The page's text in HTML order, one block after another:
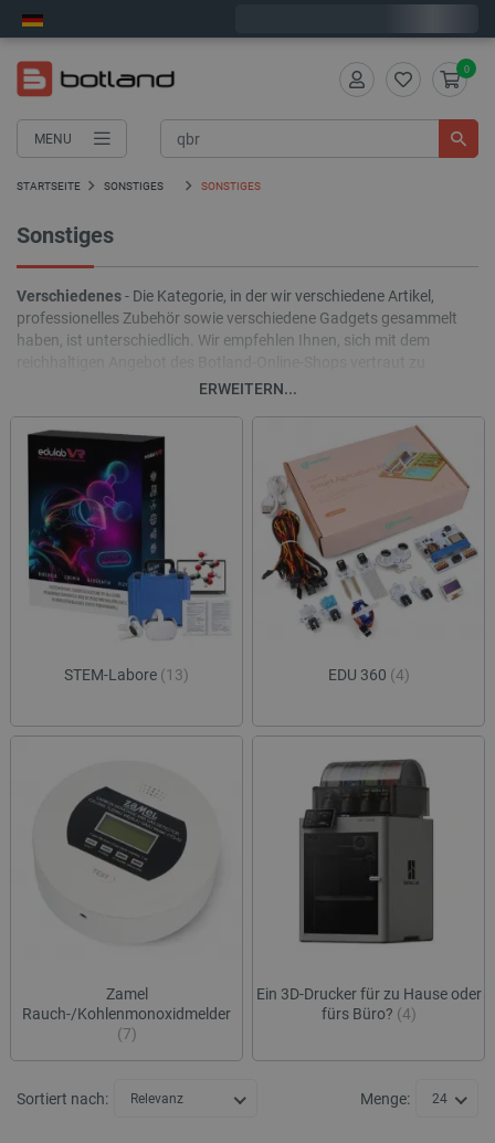
MENU
0
STARTSEITE SONSTIGES SONSTIGES
Sonstiges
Verschiedenes- Die Kategorie, in der wir verschiedene Artikel,
professionelles Zubehör sowie verschiedene Gadgets gesammelt
haben, ist unterschiedlich. Wir empfehlen Ihnen, sich mit dem
machen, das speziell für unsere Kunden vorbereitet wurde! In
erleichtern, wie zum Beispiel das Auffinden verlorener Schlüssel. Es
gibt auch professionelle Kabel und Keilriemen. Lassen Sie sich
überraschen und prüfen Sie, was hier zu finden ist!
ERWEITERN...
STEM-Labore (13) EDU 360 (4)
Zamel
Rauch-/Kohlenmonoxidmelder
(7)
Ein 3D-Drucker für zu Hause oder
fürs Büro? (4)
Sortiert nach: Relevanz Menge: 24